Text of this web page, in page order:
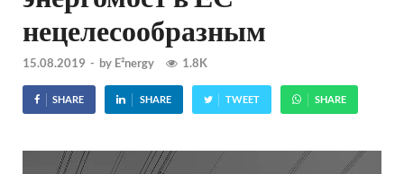
нецелесообразным
15.08.2019 - by E²nergy 1.8K
SHARE SHARE TWEET SHARE